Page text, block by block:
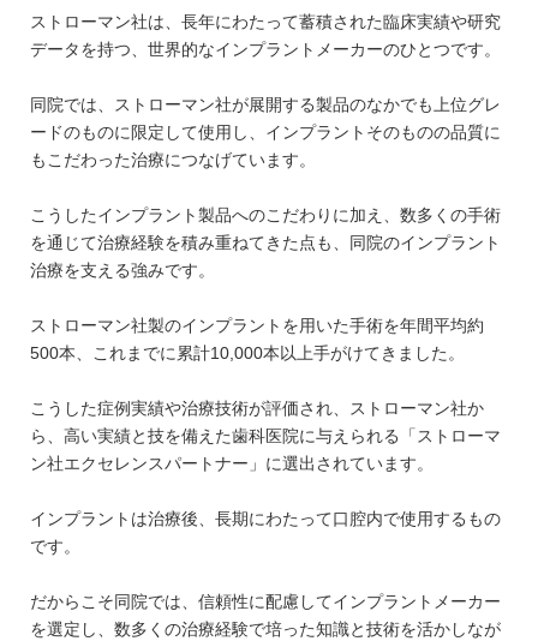
ストローマン社は、長年にわたって蓄積された臨床実績や研究
データを持つ、世界的なインプラントメーカーのひとつです。
同院では、ストローマン社が展開する製品のなかでも上位グレ
ードのものに限定して使用し、インプラントそのものの品質に
もこだわった治療につなげています。
こうしたインプラント製品へのこだわりに加え、数多くの手術
を通じて治療経験を積み重ねてきた点も、同院のインプラント
治療を支える強みです。
ストローマン社製のインプラントを用いた手術を年間平均約
500本、これまでに累計10,000本以上手がけてきました。
こうした症例実績や治療技術が評価され、ストローマン社か
ら、高い実績と技を備えた歯科医院に与えられる「ストローマ
ン社エクセレンスパートナー」に選出されています。
インプラントは治療後、長期にわたって口腔内で使用するもの
です。
だからこそ同院では、信頼性に配慮してインプラントメーカー
を選定し、数多くの治療経験で培った知識と技術を活かしなが